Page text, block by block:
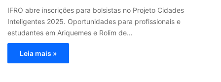
IFRO abre inscrições para bolsistas no Projeto Cidades
Inteligentes 2025. Oportunidades para profissionais e
estudantes em Ariquemes e Rolim de…
Leia mais »